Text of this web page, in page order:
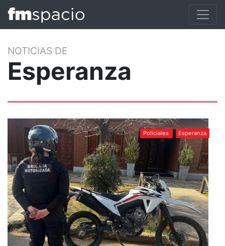
NOTICIAS DE
Esperanza
Policiales Esperanza